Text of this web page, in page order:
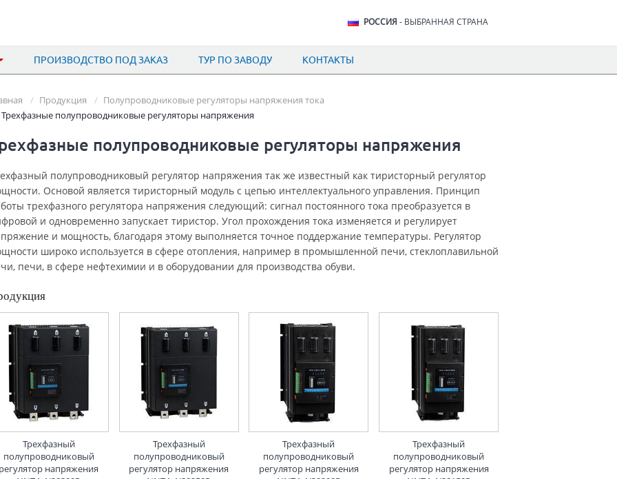
РОССИЯ - ВЫБРАННАЯ СТРАНА
ПРОИЗВОДСТВО ПОД ЗАКАЗ ТУР ПО ЗАВОДУ КОНТАКТЫ
Продукция
Полупроводниковые регуляторы напряжения тока
Трехфазные полупроводниковые регуляторы напряжения
полупроводниковые регуляторы напряжения
полупроводниковый регулятор напряжения так же известный как тиристорный регулятор
Основой является тиристорный модуль с цепью интеллектуального управления. Принцип
трехфазного регулятора напряжения следующий: сигнал постоянного тока преобразуется в
и одновременно запускает тиристор. Угол прохождения тока изменяется и регулирует
и мощность, благодаря этому выполняется точное поддержание температуры. Регулятор
широко используется в сфере отопления, например в промышленной печи, стеклоплавильной
печи, в сфере нефтехимии и в оборудовании для производства обуви.
Трехфазный
полупроводниковый
регулятор напряжения
Трехфазный
полупроводниковый
регулятор напряжения
Трехфазный
полупроводниковый
регулятор напряжения
Трехфазный
полупроводниковый
регулятор напряжения